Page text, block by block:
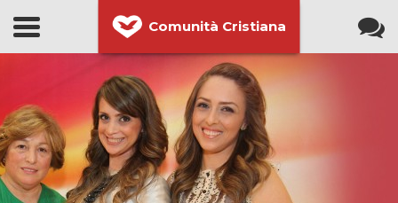
Comunità Cristiana